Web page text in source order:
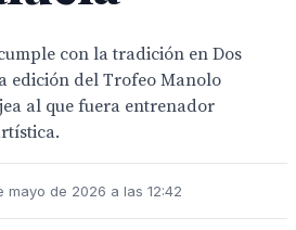
con la tradición en Dos
edición del Trofeo Manolo
al que fuera entrenador
mayo de 2026 a las 12:42